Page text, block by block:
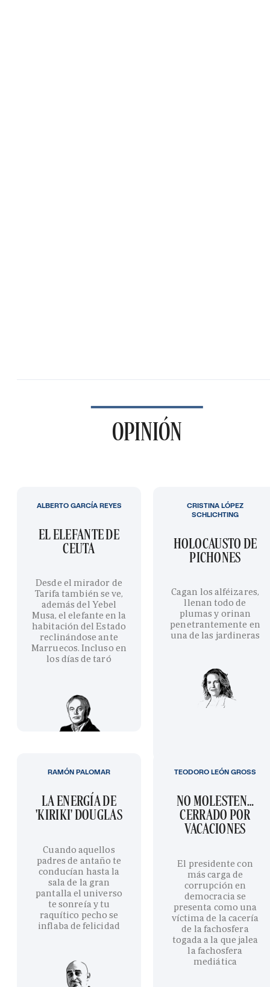
OPINIÓN
EL ELEFANTE DE
CEUTA
Desde el mirador de
Tarifa también se ve,
además del Yebel
Musa, el elefante en la
habitación del Estado
reclinándose ante
Marruecos. Incluso en
los días de taró
ALBERTO GARCÍA REYES
HOLOCAUSTO DE
PICHONES
Cagan los alféizares,
llenan todo de
plumas y orinan
penetrantemente en
una de las jardineras
CRISTINA LÓPEZ
SCHLICHTING
LA ENERGÍA DE
'KIRIKI' DOUGLAS
Cuando aquellos
padres de antaño te
conducían hasta la
sala de la gran
pantalla el universo
te sonreía y tu
raquítico pecho se
inflaba de felicidad
RAMÓN PALOMAR
NO MOLESTEN…
CERRADO POR
VACACIONES
El presidente con
más carga de
corrupción en
democracia se
presenta como una
víctima de la cacería
de la fachosfera
togada a la que jalea
la fachosfera
mediática
TEODORO LEÓN GROSS